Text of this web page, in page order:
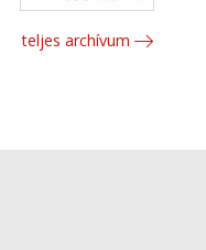
teljes archívum